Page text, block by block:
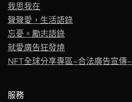
我思我在
聲聲愛，生活語錄
忘憂。勵志語錄
就愛廣告狂發燒
NFT全球分享專區~合法廣告宣傳~
服務